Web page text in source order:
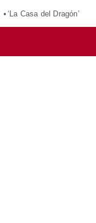
‘La Casa del Dragón’